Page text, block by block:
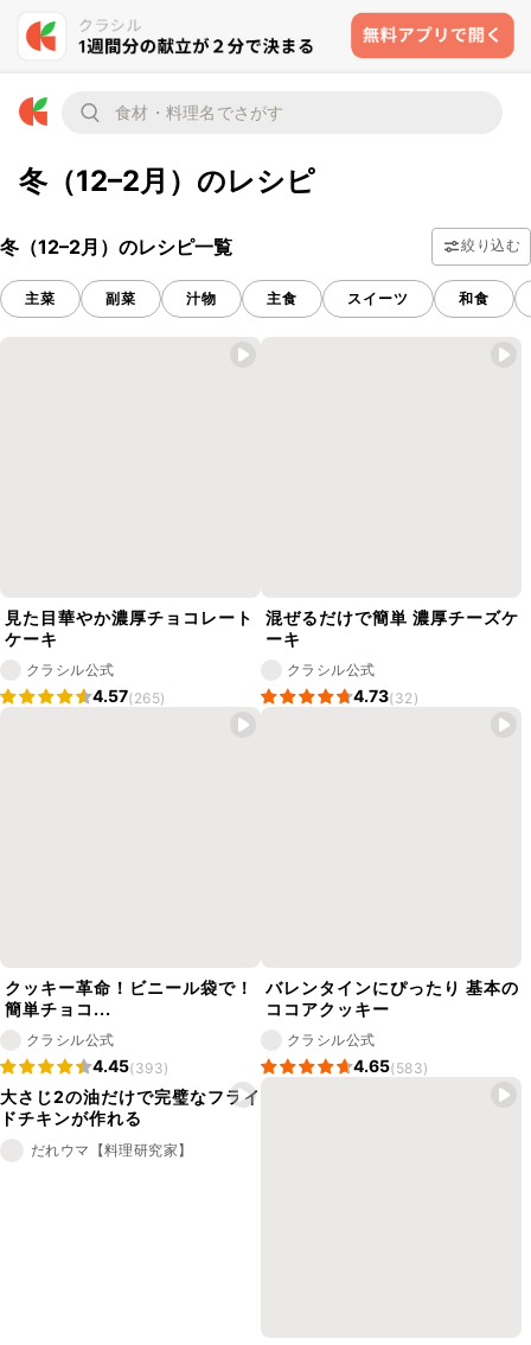
冬（12–2月）のレシピ
冬（12–2月）のレシピ一覧 絞り込む
主菜 副菜 汁物 主食 スイーツ 和食
見た目華やか濃厚チョコレート
ケーキ
クラシル公式
4.57(265)
混ぜるだけで簡単 濃厚チーズケ
ーキ
クラシル公式
4.73(32)
クッキー革命！ビニール袋で！
簡単チョコ...
クラシル公式
4.45(393)
バレンタインにぴったり 基本の
ココアクッキー
クラシル公式
4.65(583)
大さじ2の油だけで完璧なフライ
ドチキンが作れる
だれウマ【料理研究家】